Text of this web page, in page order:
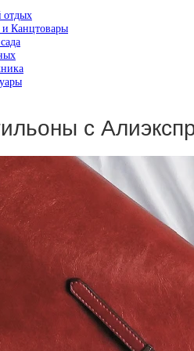
отдых
и Канцтовары
с